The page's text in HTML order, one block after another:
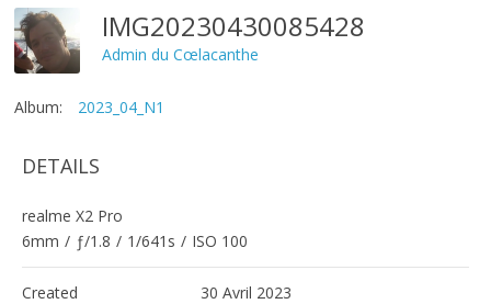
IMG20230430085428
Admin du Cœlacanthe
Album: 2023_04_N1
DETAILS
realme X2 Pro
6mm / ƒ/1.8 / 1/641s / ISO 100
Created
30 Avril 2023